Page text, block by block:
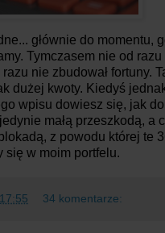
głównie do momentu,
Tymczasem nie od razu
nie zbudował fortuny.
dużej kwoty. Kiedyś
wpisu dowiesz się, jak
małą przeszkodą, a
z powodu której te
się w moim portfelu.
17:55 34 komentarze: